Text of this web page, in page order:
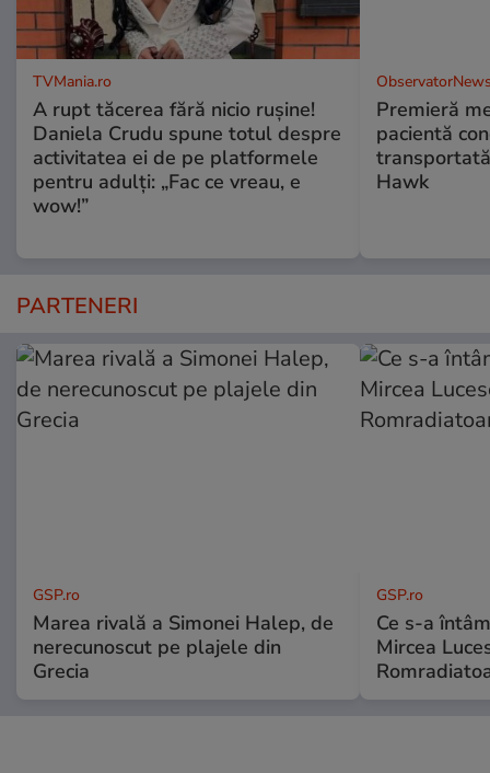
TVMania.ro
A rupt tăcerea fără nicio rușine!
Daniela Crudu spune totul despre
activitatea ei de pe platformele
pentru adulți: „Fac ce vreau, e
wow!”
Premieră
pacientă
Hawk
PARTENERI
GSP.ro
Marea rivală a Simonei Halep, de
nerecunoscut pe plajele din
Grecia
GSP.ro
Ce s-a
Mircea